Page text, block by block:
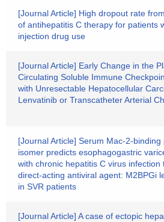
[Journal Article] High dropout rate
of antihepatitis C therapy for patients
injection drug use
[Journal Article] Early Change in the
Circulating Soluble Immune
with Unresectable Hepatocellular
Lenvatinib or Transcatheter Arterial
[Journal Article] Serum Mac-2-
isomer predicts esophagogastric
with chronic hepatitis C virus
direct-acting antiviral agent: M2BPGi
in SVR patients
[Journal Article] A case of ectopic